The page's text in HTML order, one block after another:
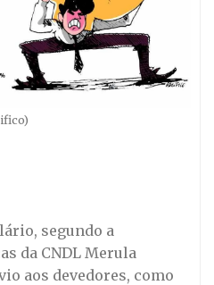
segundo a
da CNDL Merula
aos devedores, como